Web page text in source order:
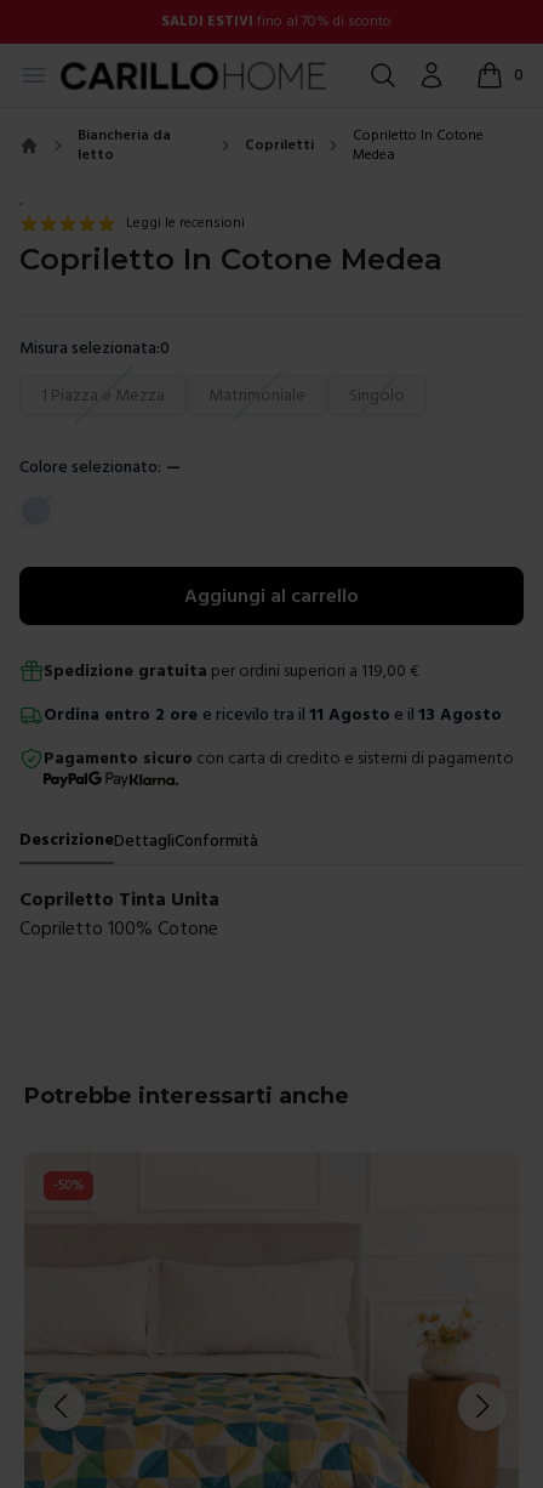
SALDI ESTIVI fino al 70% di sconto
Open menu Cerca Account 0
items
Biancheria da
letto
Copriletti
Copriletto In Cotone
Medea
.
Leggi le recensioni
Copriletto In Cotone Medea
Misura selezionata:0
Scegli una misura
1 Piazza e Mezza Matrimoniale Singolo
Colore selezionato: —
Aggiungi al carrello
Spedizione gratuita per ordini superiori a 119,00 €
Ordina entro 2 ore e ricevilo tra il 11 Agosto e il 13 Agosto
Pagamento sicuro con carta di credito e sistemi di pagamento
DescrizioneDettagliConformità
Copriletto Tinta Unita
Copriletto 100% Cotone
Potrebbe interessarti anche
-50%